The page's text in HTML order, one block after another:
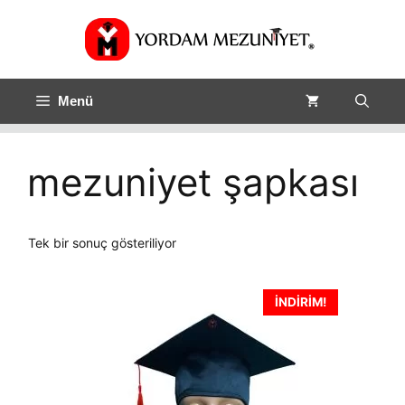
Menü
mezuniyet şapkası
Tek bir sonuç gösteriliyor
İNDIRIM!